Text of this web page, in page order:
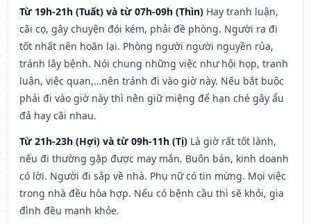
Từ 19h-21h (Tuất) và từ 07h-09h (Thìn) Hay tranh luận,
cãi cọ, gây chuyện đói kém, phải đề phòng. Người ra đi
tốt nhất nên hoãn lại. Phòng người người nguyền rủa,
tránh lây bệnh. Nói chung những việc như hội họp, tranh
luận, việc quan,…nên tránh đi vào giờ này. Nếu bắt buộc
phải đi vào giờ này thì nên giữ miệng để hạn ché gây ẩu
đả hay cãi nhau.
Từ 21h-23h (Hợi) và từ 09h-11h (Tị) Là giờ rất tốt lành,
nếu đi thường gặp được may mắn. Buôn bán, kinh doanh
có lời. Người đi sắp về nhà. Phụ nữ có tin mừng. Mọi việc
trong nhà đều hòa hợp. Nếu có bệnh cầu thì sẽ khỏi, gia
đình đều mạnh khỏe.